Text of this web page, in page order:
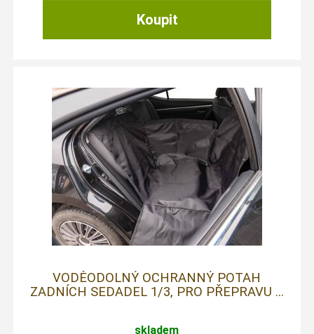
VODĚODOLNÝ OCHRANNÝ POTAH
ZADNÍCH SEDADEL 1/3, PRO PŘEPRAVU ...
skladem